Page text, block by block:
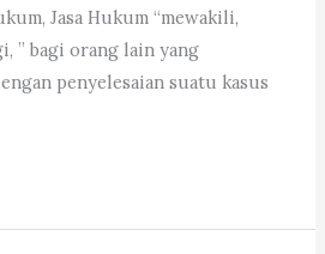
Jasa Hukum “mewakili,
” bagi orang lain yang
penyelesaian suatu kasus